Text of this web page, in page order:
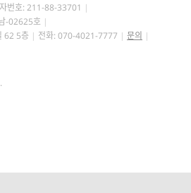
번호: 211-88-33701
-02625호
62 5층
전화: 070-4021-7777
문의